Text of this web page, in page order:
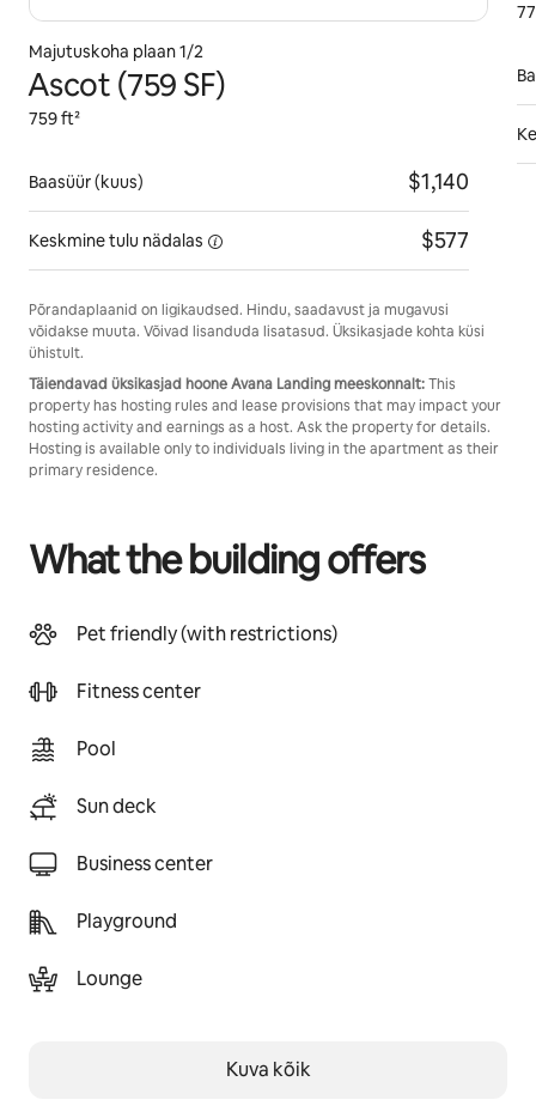
Majutuskoha plaan 1/2
Ascot (759 SF)
759 ft²
Baasüür (kuus) $1,140
Keskmine tulu nädalas $577
Põrandaplaanid on ligikaudsed. Hindu, saadavust ja mugavusi
võidakse muuta. Võivad lisanduda lisatasud. Üksikasjade kohta küsi
ühistult.
Täiendavad üksikasjad hoone Avana Landing meeskonnalt:This
property has hosting rules and lease provisions that may impact your
hosting activity and earnings as a host. Ask the property for details.
Hosting is available only to individuals living in the apartment as their
primary residence.
What the building offers
Pet friendly (with restrictions)
Fitness center
Pool
Sun deck
Business center
Playground
Lounge
Kuva kõik